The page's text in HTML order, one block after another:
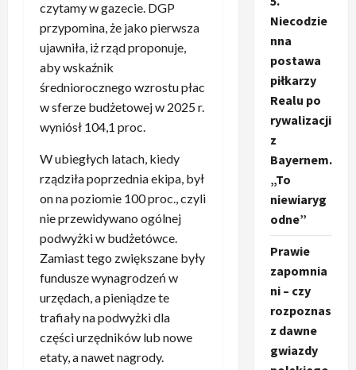
czytamy w gazecie. DGP
przypomina, że jako pierwsza
ujawniła, iż rząd proponuje,
aby wskaźnik
średniorocznego wzrostu płac
w sferze budżetowej w 2025 r.
wyniósł 104,1 proc.
W ubiegłych latach, kiedy
rządziła poprzednia ekipa, był
on na poziomie 100 proc., czyli
nie przewidywano ogólnej
podwyżki w budżetówce.
Zamiast tego zwiększane były
fundusze wynagrodzeń w
urzędach, a pieniądze te
trafiały na podwyżki dla
części urzędników lub nowe
etaty, a nawet nagrody.
Niecodzie
nna
postawa
piłkarzy
Realu po
rywalizacji
z
Bayernem.
„To
niewiaryg
odne”
Prawie
zapomnia
ni – czy
rozpoznas
z dawne
gwiazdy